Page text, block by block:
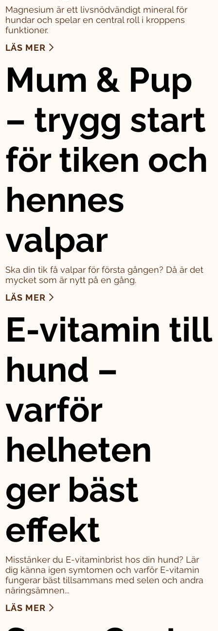
Magnesium är ett livsnödvändigt mineral för
hundar och spelar en central roll i kroppens
funktioner.
LÄS MER
Mum & Pup
– trygg start
för tiken och
hennes
valpar
Ska din tik få valpar för första gången? Då är det
mycket som är nytt på en gång.
LÄS MER
E-vitamin till
hund –
varför
helheten
ger bäst
effekt
Misstänker du E-vitaminbrist hos din hund? Lär
dig känna igen symtomen och varför E-vitamin
fungerar bäst tillsammans med selen och andra
näringsämnen...
LÄS MER